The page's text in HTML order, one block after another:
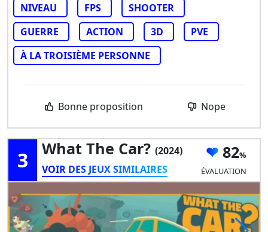
NIVEAU
FPS
SHOOTER
GUERRE
ACTION 3D
PVE
À LA TROISIÈME PERSONNE
Bonne proposition Nope
3 What The Car? (2024)
VOIR DES JEUX SIMILAIRES
82
ÉVALUATION